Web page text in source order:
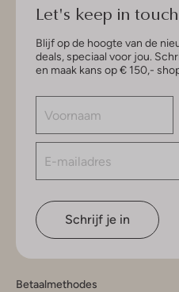
Let's keep in
Blijf op de hoogte van de
deals, speciaal voor jou.
en maak kans op € 150,-
Schrijf je in
Betaalmethodes